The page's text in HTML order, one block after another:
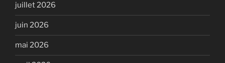
juillet 2026
juin 2026
mai 2026